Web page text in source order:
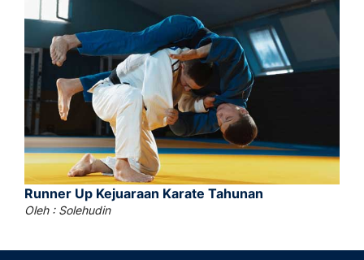
Runner Up Kejuaraan Karate Tahunan
Oleh : Solehudin